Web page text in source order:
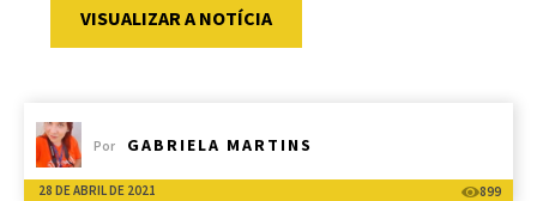
VISUALIZAR A NOTÍCIA
Por GABRIELA MARTINS
28 DE ABRIL DE 2021 899